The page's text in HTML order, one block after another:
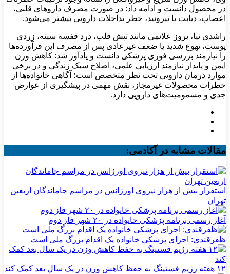
در محصول دانست و ادامه داد: در صورت مصرف داروهای قلبی،
اعصاب، دیابت یا تیروئید، خطر تداخلات دارویی بیشتر می‌شود.
راشدی نیا، بروز علائمی مانند تپش قلب، درد قفسه سینه، زردی
پوست، تهوع شدید یا ضعف غیرعادی پس از مصرف این فرآورده‌ها
را نیازمند بررسی فوری پزشکی دانست و یادآور شد: کاهش وزن
ایمن و پایدار نیازمند ارزیابی علمی، اصلاح سبک زندگی و در برخی
موارد درمان دارویی تحت نظر متخصص است؛ آگاهی خانواده‌ها از
خطرات محصولات غیرمجاز، نقش مهمی در پیشگیری از عوارض
جدی و مسمومیت‌های دارویی دارد.
مقالات مشابه در آکادمی:
استقرار بیش از هزار نیروی اورژانس در مراسم جاماندگان اربعین
تهران
آغاز رسمی برنامه پزشکی خانواده در ۲۰ شهر فاز دوم
ظفرقندی: اجرای پزشکی خانواده یک اقدام بزرگ ملی است
۱۲ هفته رژیم فستینگ به حفظ کاهش وزن در یک سال بعد کمک کند